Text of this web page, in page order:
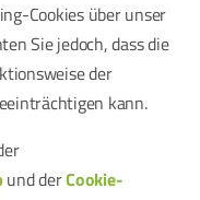
Cookies über unser
Sie jedoch, dass die
der
kann.
und derCookie-